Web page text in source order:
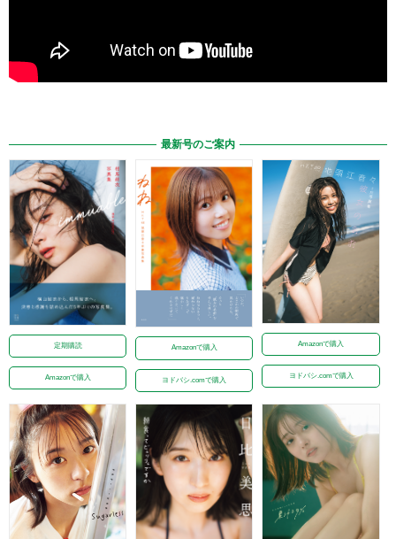
最新号のご案内
定期購読
Amazonで購入
Amazonで購入
ヨドバシ.comで購入
Amazonで購入
ヨドバシ.comで購入